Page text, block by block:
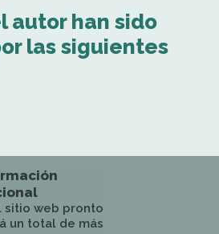
autor han sido
las siguientes
sitio web pronto
un total de más